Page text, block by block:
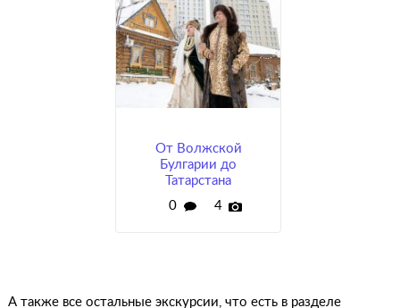
От Волжской
Булгарии до
Татарстана
0
4
А также все остальные экскурсии, что есть в разделе